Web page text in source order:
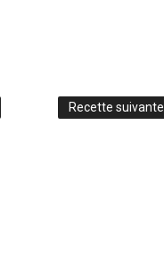
Recette suivante